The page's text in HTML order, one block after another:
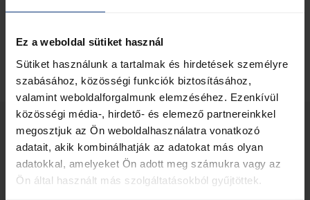
Ez a weboldal sütiket használ
Sütiket használunk a tartalmak és hirdetések személyre
szabásához, közösségi funkciók biztosításához,
valamint weboldalforgalmunk elemzéséhez. Ezenkívül
közösségi média-, hirdető- és elemező partnereinkkel
megosztjuk az Ön weboldalhasználatra vonatkozó
adatait, akik kombinálhatják az adatokat más olyan
adatokkal, amelyeket Ön adott meg számukra vagy az
Ön által használt más szolgáltatásokból gyűjtöttek.
koncentrálhatnak, és maradéktalanul kihasználhatják a
rendelkezésükre álló felületet.
Az előnyök áttekintése
a kerekek átvétele az ügyfélnél